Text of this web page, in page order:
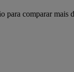
para comparar mais